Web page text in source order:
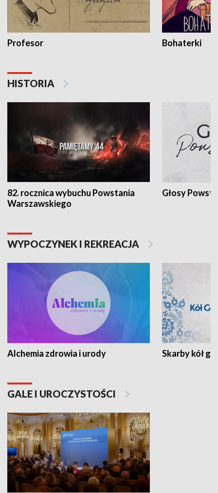
Profesor Bohaterki
HISTORIA
82. rocznica wybuchu Powstania
Warszawskiego
Głosy
WYPOCZYNEK I REKREACJA
Alchemia zdrowia i urody Skarby kół
GALE I UROCZYSTOŚCI